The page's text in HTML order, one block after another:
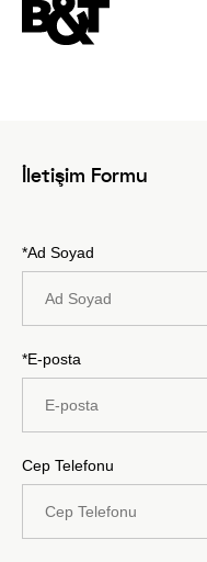
İletişim Formu
*Ad Soyad
*E-posta
Cep Telefonu